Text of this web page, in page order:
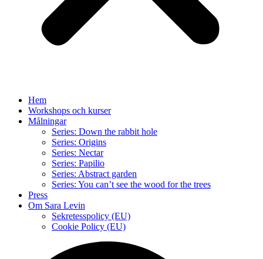
Hem
Workshops och kurser
Målningar
Series: Down the rabbit hole
Series: Origins
Series: Nectar
Series: Papilio
Series: Abstract garden
Series: You can’t see the wood for the trees
Press
Om Sara Levin
Sekretesspolicy (EU)
Cookie Policy (EU)